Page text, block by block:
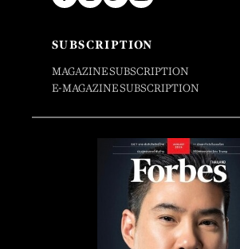
SUBSCRIPTION
MAGAZINE SUBSCRIPTION
E-MAGAZINE SUBSCRIPTION